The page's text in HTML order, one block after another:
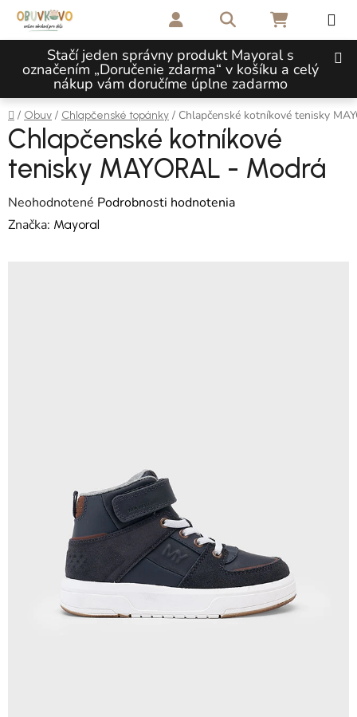
Prejsť na obsah
Stačí jeden správny produkt Mayoral s
označením „Doručenie zdarma“ v košíku a celý
nákup vám doručíme úplne zadarmo
Hľadať NÁKUPNÝ
Domov
/ Obuv / Chlapčenské topánky / Chlapčenské kotníkové tenisky
Chlapčenské kotníkové
tenisky MAYORAL - Modrá
Priemerné hodnotenie produktu je 0,0 z 5 hviezdičiek.
Neohodnotené Podrobnosti hodnotenia
Značka: Mayoral